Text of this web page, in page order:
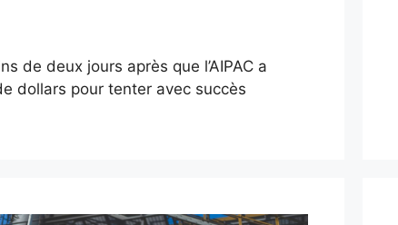
de deux jours après que l’AIPAC a
dollars pour tenter avec succès